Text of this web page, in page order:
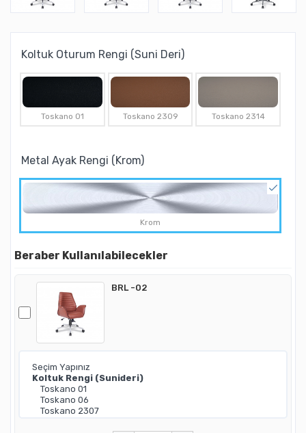
Koltuk Oturum Rengi (Suni Deri)
Toskano 01 Toskano 2309 Toskano 2314
Metal Ayak Rengi (Krom)
Krom
Beraber Kullanılabilecekler
BRL -02